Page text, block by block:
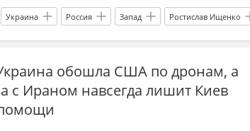
Украина Россия Запад Ростислав Ищенко
Вооруженные силы Украины Украина.ру
обошла США по дронам, а
с Ираном навсегда лишит Киев